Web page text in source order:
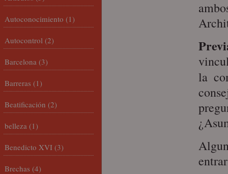
la
Autoconocimiento (1)
Autocontrol (2)
Barcelona (3)
Barreras (1)
Beatificación (2)
belleza (1)
Benedicto XVI (3)
Brechas (4)